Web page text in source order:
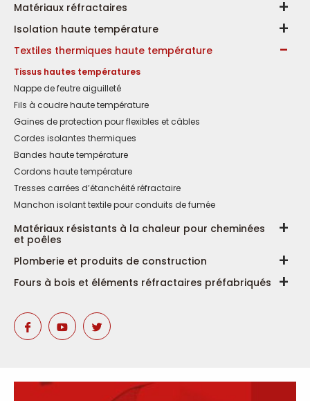
Matériaux réfractaires
Isolation haute température
Textiles thermiques haute température
Tissus hautes températures
Nappe de feutre aiguilleté
Fils à coudre haute température
Gaines de protection pour flexibles et câbles
Cordes isolantes thermiques
Bandes haute température
Cordons haute température
Tresses carrées d’étanchéité réfractaire
Manchon isolant textile pour conduits de fumée
Matériaux résistants à la chaleur pour cheminées
et poêles
Plomberie et produits de construction
Fours à bois et éléments réfractaires préfabriqués